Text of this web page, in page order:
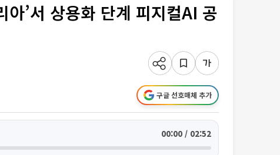
아’서 상용화 단계 피지컬AI 공
구글 선호매체 추가
00:00 / 02:52